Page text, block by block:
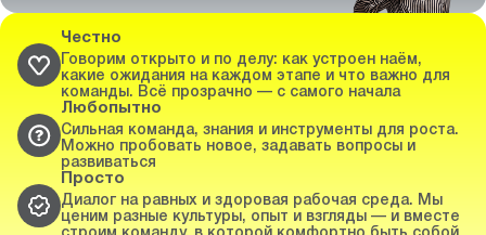
Честно
Говорим открыто и по делу: как устроен наём,
какие ожидания на каждом этапе и что важно для
команды. Всё прозрачно — с самого начала
Любопытно
Сильная команда, знания и инструменты для роста.
Можно пробовать новое, задавать вопросы и
развиваться
Просто
Диалог на равных и здоровая рабочая среда. Мы
ценим разные культуры, опыт и взгляды — и вместе